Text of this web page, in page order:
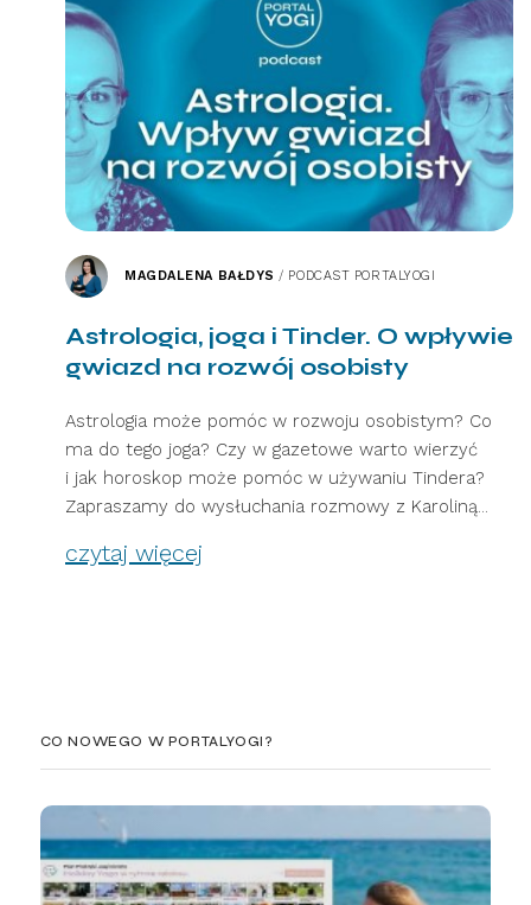
CO NOWEGO W PORTALYOGI?
MAGDALENA BAŁDYS / PODCAST PORTALYOGI
Astrologia, joga i Tinder. O wpływie
gwiazd na rozwój osobisty
Astrologia może pomóc w rozwoju osobistym? Co
ma do tego joga? Czy w gazetowe warto wierzyć
i jak horoskop może pomóc w używaniu Tindera?
Zapraszamy do wysłuchania rozmowy z Karoliną...
czytaj więcej